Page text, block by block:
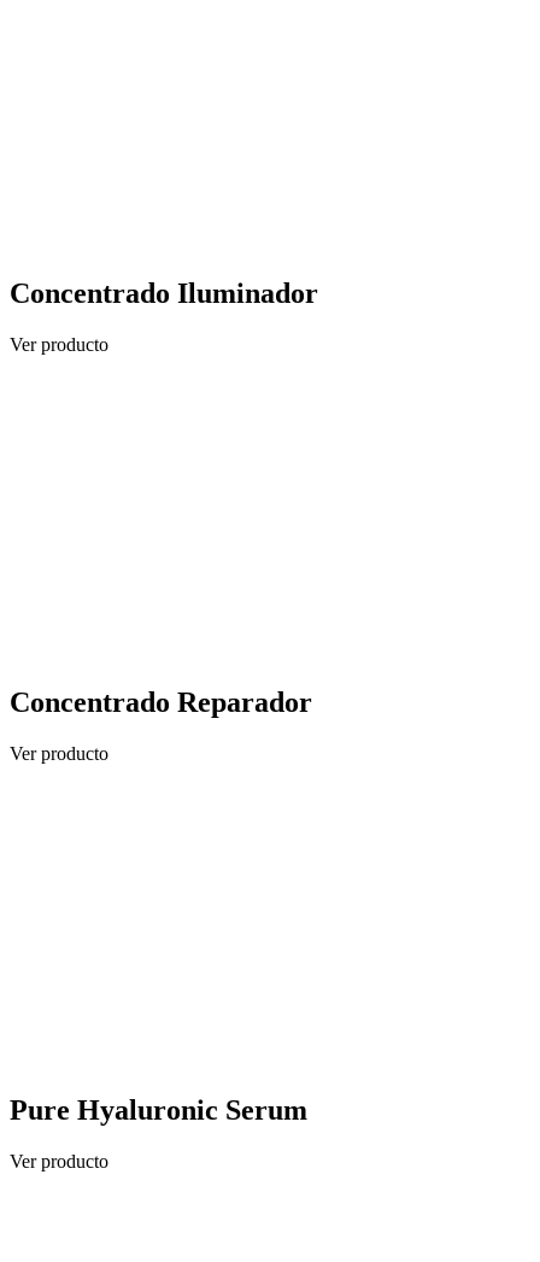
Concentrado Iluminador
Ver producto
Concentrado Reparador
Ver producto
Pure Hyaluronic Serum
Ver producto